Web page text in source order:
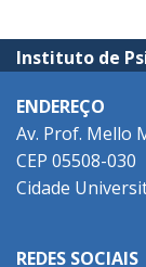
Instituto de
ENDEREÇO
Av. Prof. Mello
CEP 05508-030
Cidade
REDES SOCIAIS